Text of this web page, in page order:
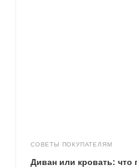
СОВЕТЫ ПОКУПАТЕЛЯМ
Диван или кровать: что